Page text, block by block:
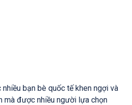
bạn bè quốc tế khen ngợi và
mà được nhiều người lựa chọn